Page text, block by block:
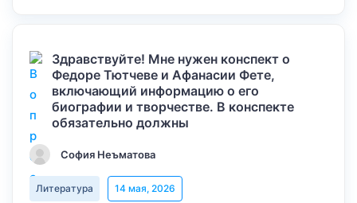
Здравствуйте! Мне нужен конспект о
Федоре Тютчеве и Афанасии Фете,
включающий информацию о его
биографии и творчестве. В конспекте
обязательно должны
София Неъматова
Литература 14 мая, 2026